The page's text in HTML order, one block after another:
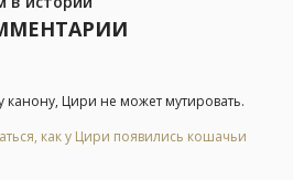
Цири не может мутировать.
как у Цири появились кошачьи